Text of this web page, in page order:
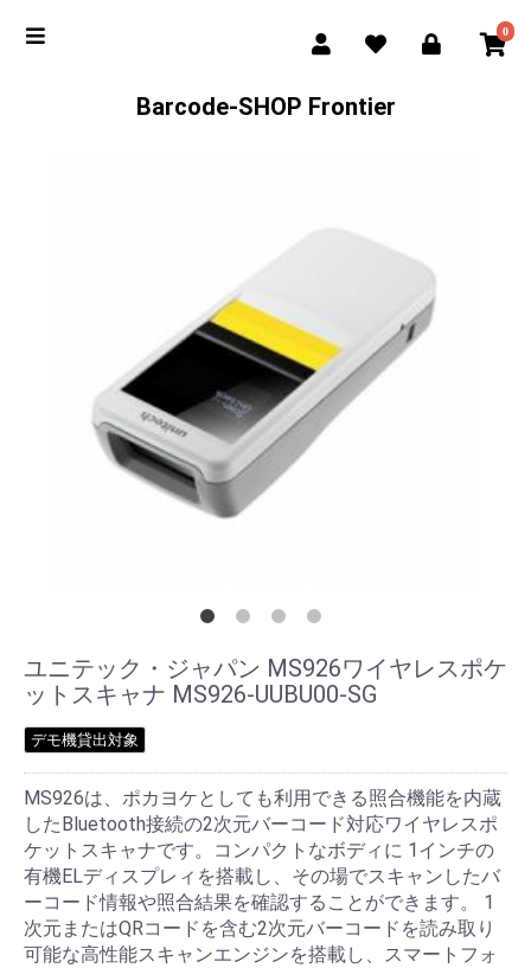
0
Barcode-SHOP Frontier
ユニテック・ジャパン MS926ワイヤレスポケ
ットスキャナ MS926-UUBU00-SG
デモ機貸出対象
MS926は、ポカヨケとしても利用できる照合機能を内蔵
したBluetooth接続の2次元バーコード対応ワイヤレスポ
ケットスキャナです。コンパクトなボディに 1インチの
有機ELディスプレィを搭載し、その場でスキャンしたバ
ーコード情報や照合結果を確認することができます。 1
次元またはQRコードを含む2次元バーコードを読み取り
可能な高性能スキャンエンジンを搭載し、スマートフォ